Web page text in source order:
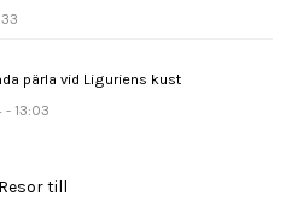
pärla vid Liguriens kust
13:03
Resor till